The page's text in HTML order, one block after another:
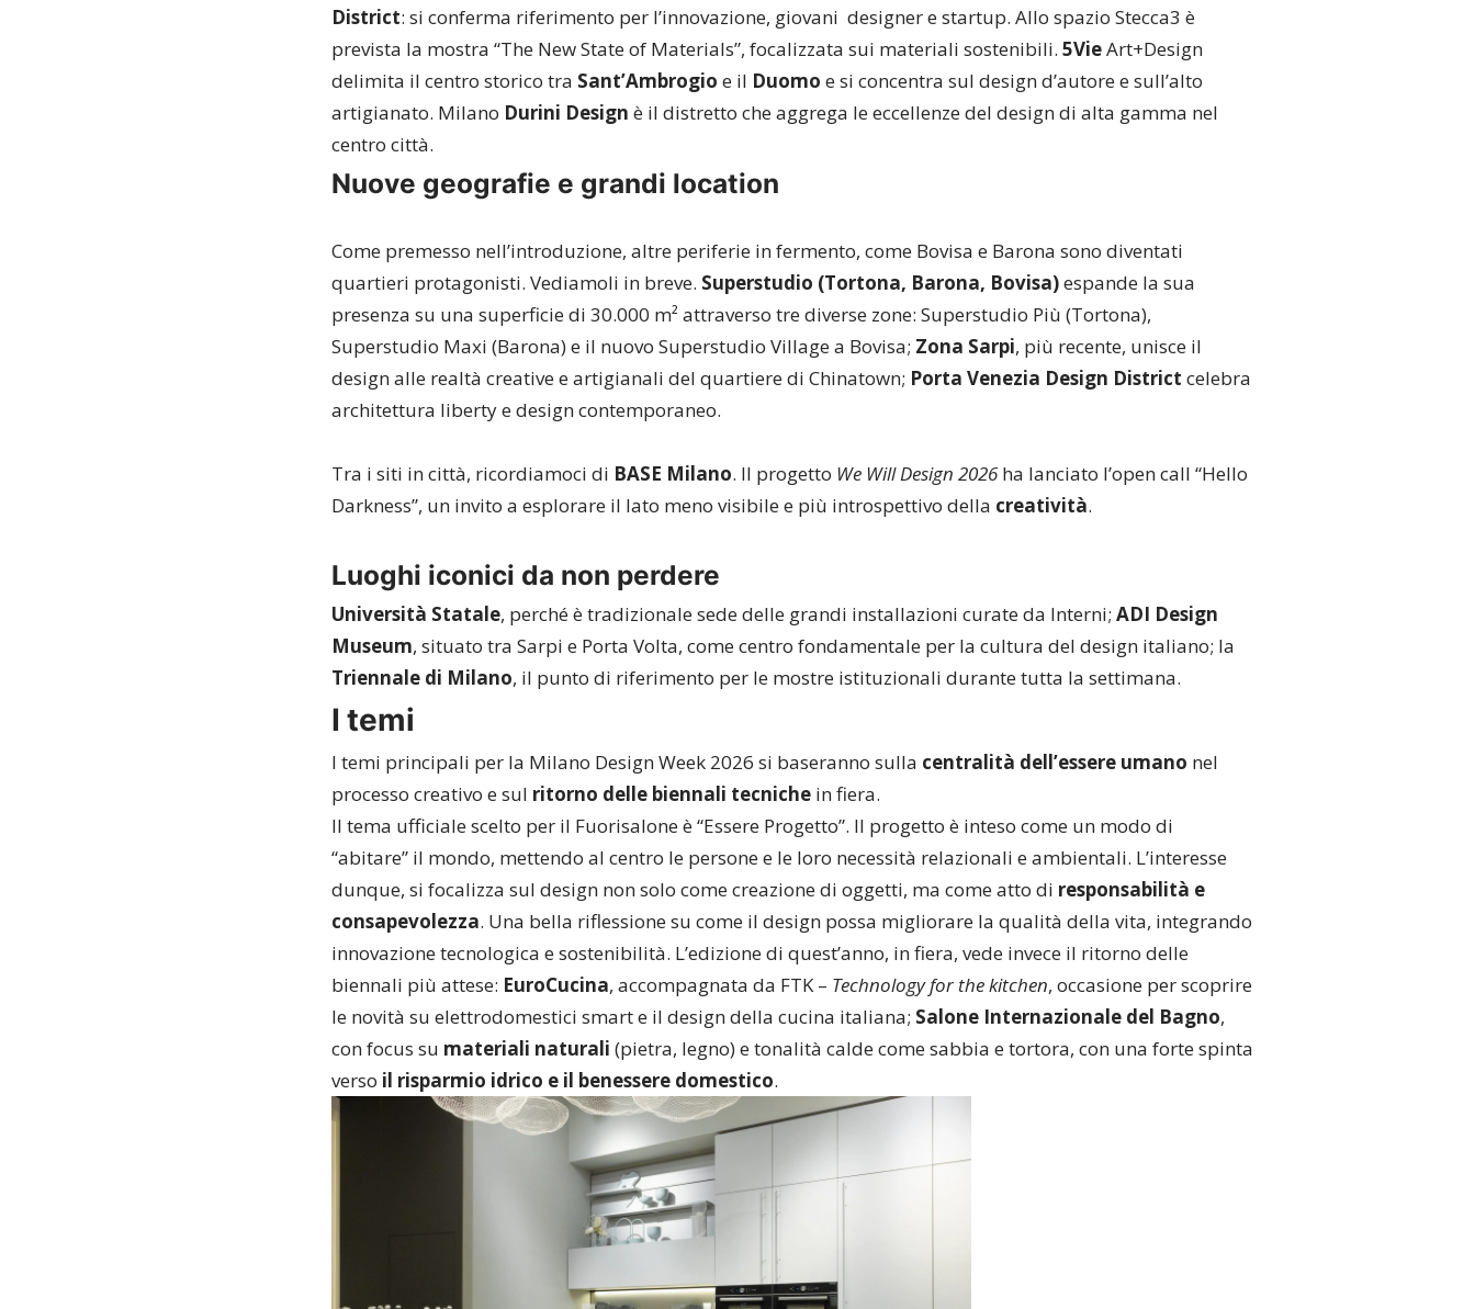
District: si conferma riferimento per l’innovazione, giovani designer e startup. Allo spazio Stecca3 è
prevista la mostra “The New State of Materials”, focalizzata sui materiali sostenibili. 5VieArt+Design
delimita il centro storico tra Sant’Ambrogio e il Duomo e si concentra sul design d’autore e sull’alto
artigianato. Milano Durini Design è il distretto che aggrega le eccellenze del design di alta gamma nel
centro città.
Nuove geografie e grandi location
Come premesso nell’introduzione, altre periferie in fermento, come Bovisa e Barona sono diventati
quartieri protagonisti. Vediamoli in breve. Superstudio (Tortona, Barona, Bovisa)espande la sua
presenza su una superficie di 30.000 m² attraverso tre diverse zone: Superstudio Più (Tortona),
Superstudio Maxi (Barona) e il nuovo Superstudio Village a Bovisa; Zona Sarpi, più recente, unisce il
design alle realtà creative e artigianali del quartiere di Chinatown; Porta Venezia Design District celebra
architettura liberty e design contemporaneo.
Tra i siti in città, ricordiamoci di BASE Milano. Il progetto We Will Design 2026ha lanciato l’open call “Hello
Darkness”, un invito a esplorare il lato meno visibile e più introspettivo della creatività.
Luoghi iconici da non perdere
Università Statale, perché è tradizionale sede delle grandi installazioni curate da Interni; ADI Design
Museum, situato tra Sarpi e Porta Volta, come centro fondamentale per la cultura del design italiano; la
Triennale di Milano, il punto di riferimento per le mostre istituzionali durante tutta la settimana.
I temi
I temi principali per la Milano Design Week 2026 si baseranno sulla centralità dell’essere umano nel
processo creativo e sul ritorno delle biennali tecniche in fiera.
Il tema ufficiale scelto per il Fuorisalone è “Essere Progetto”. Il progetto è inteso come un modo di
“abitare” il mondo, mettendo al centro le persone e le loro necessità relazionali e ambientali. L’interesse
dunque, si focalizza sul design non solo come creazione di oggetti, ma come atto di responsabilità e
consapevolezza. Una bella riflessione su come il design possa migliorare la qualità della vita, integrando
innovazione tecnologica e sostenibilità. L’edizione di quest’anno, in fiera, vede invece il ritorno delle
biennali più attese: EuroCucina, accompagnata da FTK – Technology for the kitchen, occasione per scoprire
le novità su elettrodomestici smart e il design della cucina italiana; Salone Internazionale del Bagno,
con focus su materiali naturali (pietra, legno) e tonalità calde come sabbia e tortora, con una forte spinta
verso il risparmio idrico e il benessere domestico.